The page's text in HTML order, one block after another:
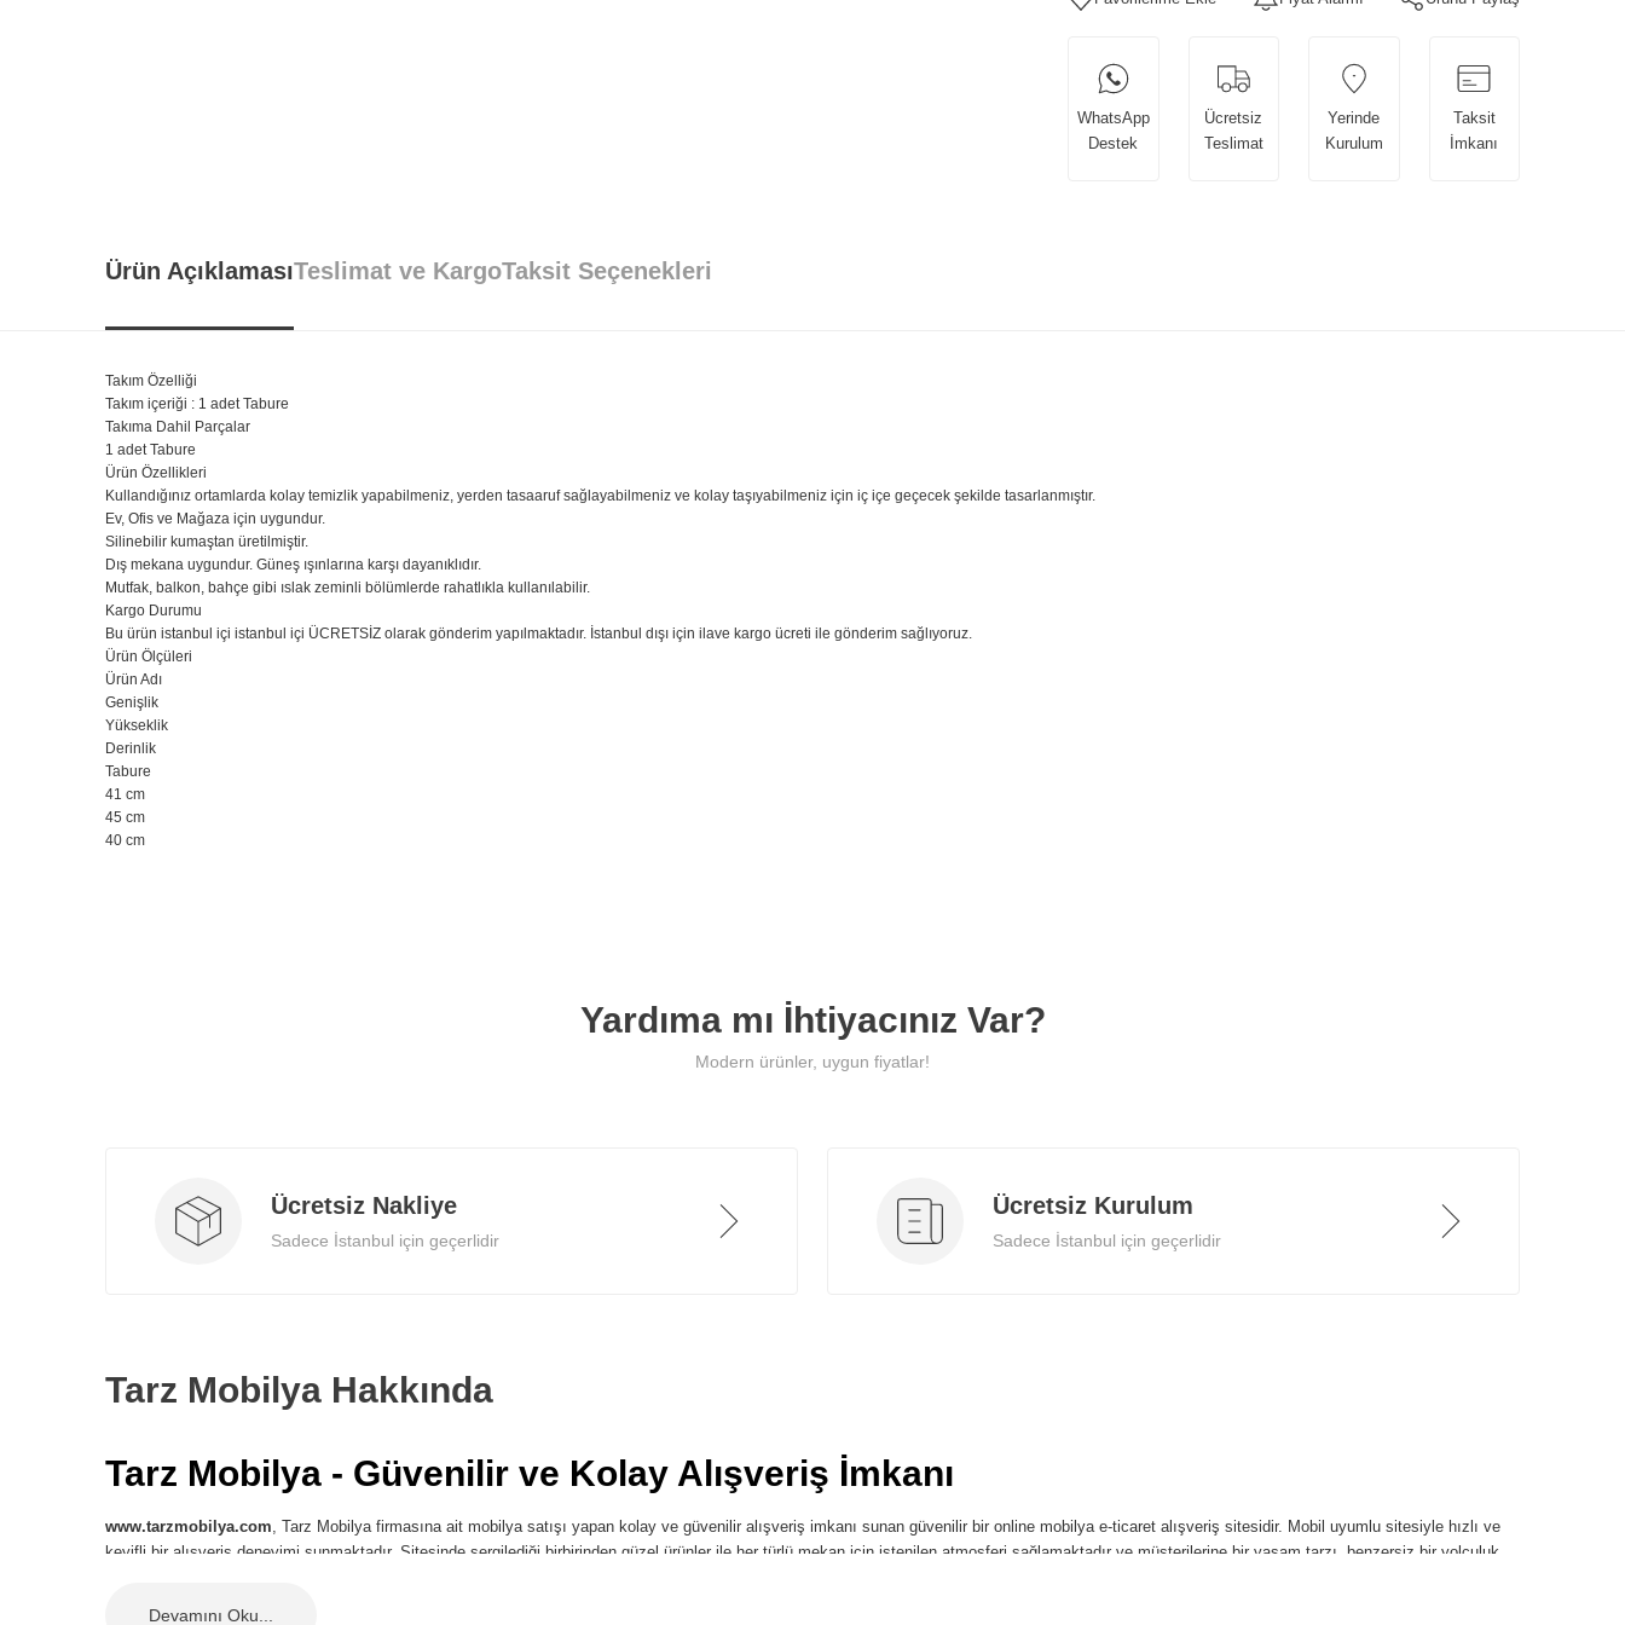
WhatsApp
Destek
Ücretsiz
Teslimat
Yerinde
Kurulum
Taksit
İmkanı
Ürün AçıklamasıTeslimat ve KargoTaksit Seçenekleri
Takım Özelliği
Takım içeriği : 1 adet Tabure
Takıma Dahil Parçalar
1 adet Tabure
Ürün Özellikleri
Kullandığınız ortamlarda kolay temizlik yapabilmeniz, yerden tasaaruf sağlayabilmeniz ve kolay taşıyabilmeniz için iç içe geçecek şekilde tasarlanmıştır.
Ev, Ofis ve Mağaza için uygundur.
Silinebilir kumaştan üretilmiştir.
Dış mekana uygundur. Güneş ışınlarına karşı dayanıklıdır.
Mutfak, balkon, bahçe gibi ıslak zeminli bölümlerde rahatlıkla kullanılabilir.
Kargo Durumu
Bu ürün istanbul içi istanbul içi ÜCRETSİZ olarak gönderim yapılmaktadır. İstanbul dışı için ilave kargo ücreti ile gönderim sağlıyoruz.
Ürün Ölçüleri
Ürün Adı
Genişlik
Yükseklik
Derinlik
Tabure
41 cm
45 cm
40 cm
🚚 Tarz Mobilya Kargo ve Teslimat
Yardıma mı İhtiyacınız Var?
Modern ürünler, uygun fiyatlar!
Ücretsiz Nakliye
Sadece İstanbul için geçerlidir
Ücretsiz Kurulum
Sadece İstanbul için geçerlidir
Tarz Mobilya Hakkında
Tarz Mobilya - Güvenilir ve Kolay Alışveriş İmkanı
www.tarzmobilya.com , Tarz Mobilya firmasına ait mobilya satışı yapan kolay ve güvenilir alışveriş imkanı sunan güvenilir bir online mobilya e-ticaret alışveriş sitesidir. Mobil uyumlu sitesiyle hızlı ve
keyifli bir alışveriş deneyimi sunmaktadır. Sitesinde sergilediği birbirinden güzel ürünler ile her türlü mekan için istenilen atmosferi sağlamaktadır ve müşterilerine bir yaşam tarzı, benzersiz bir yolculuk,